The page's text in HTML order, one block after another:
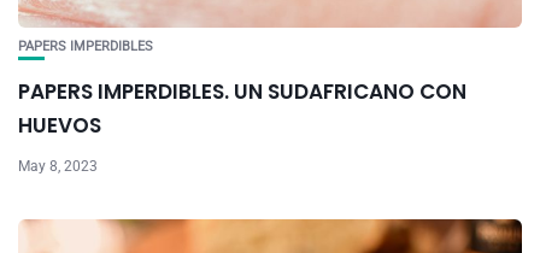
PAPERS IMPERDIBLES
PAPERS IMPERDIBLES. UN SUDAFRICANO CON
HUEVOS
May 8, 2023